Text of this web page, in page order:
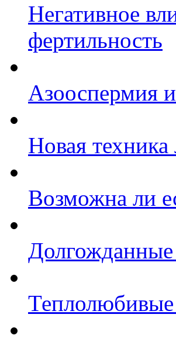
Негативное
фертильность
Азооспермия
Новая
Возможна ли